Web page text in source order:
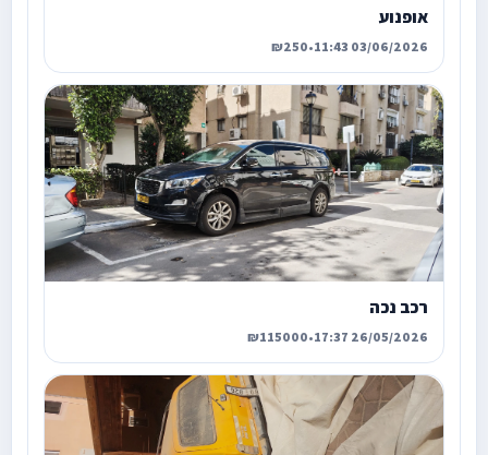
אופנוע
03/06/2026 11:43
•
₪250
רכב נכה
26/05/2026 17:37
•
₪115000